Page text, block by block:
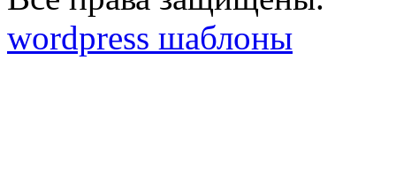
wordpress шаблоны